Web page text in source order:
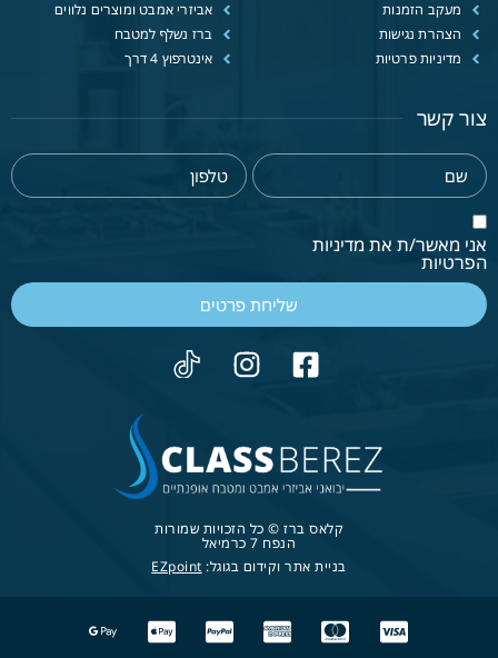
מעקב הזמנות
הצהרת נגישות
מדיניות פרטיות
אביזרי אמבט ומוצרים נלווים
ברז נשלף למטבח
אינטרפוץ 4 דרך
צור קשר
אני מאשר/ת את מדיניות
הפרטיות
שליחת פרטים
קלאס ברז © כל הזכויות שמורות
הנפח 7 כרמיאל
בניית אתר וקידום בגוגל: EZpoint